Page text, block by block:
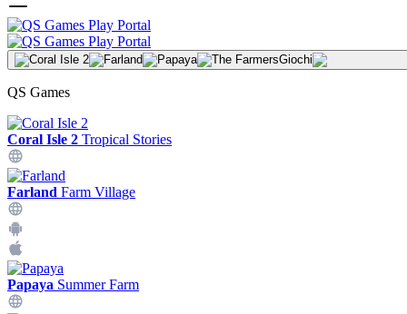
Giochi
QS Games
Coral Isle 2 Tropical Stories
Farland Farm Village
Papaya Summer Farm